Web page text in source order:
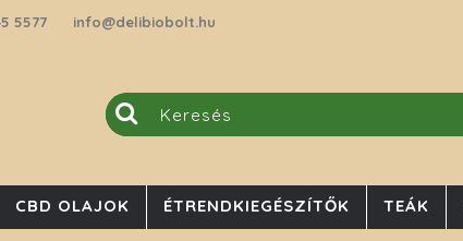
5577 info@delibiobolt.hu
CBD OLAJOK ÉTRENDKIEGÉSZÍTŐK TEÁK